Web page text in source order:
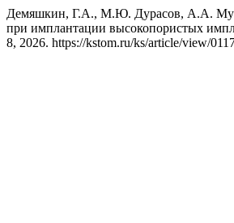
Демяшкин, Г.А., М.Ю. Дурасов, А.А.
при имплантации высокопористых
8, 2026. https://kstom.ru/ks/article/view/